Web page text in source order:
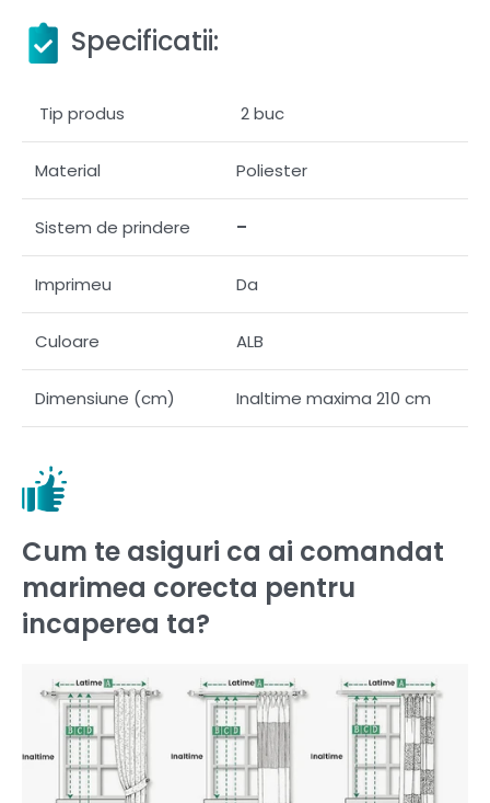
Specificatii:
Tip produs 2 buc
Material Poliester
Sistem de prindere –
Imprimeu Da
Culoare ALB
Dimensiune (cm) Inaltime maxima 210 cm
Cum te asiguri ca ai comandat
marimea corecta pentru
incaperea ta?